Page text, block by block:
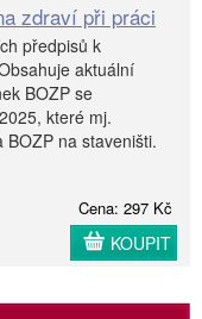
zdraví při práci
předpisů k
aktuální
BOZP se
které mj.
na staveništi.
Cena: 297 Kč
KOUPIT